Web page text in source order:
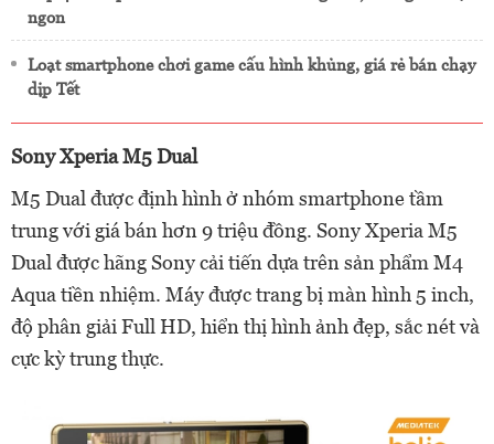
ngon
Loạt smartphone chơi game cấu hình khủng, giá rẻ bán chạy
dịp Tết
Sony Xperia M5 Dual
M5 Dual được định hình ở nhóm smartphone tầm
trung với giá bán hơn 9 triệu đồng. Sony Xperia M5
Dual được hãng Sony cải tiến dựa trên sản phẩm M4
Aqua tiền nhiệm. Máy được trang bị màn hình 5 inch,
độ phân giải Full HD, hiển thị hình ảnh đẹp, sắc nét và
cực kỳ trung thực.